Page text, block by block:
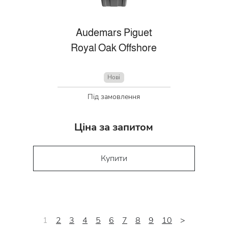
Audemars Piguet
Royal Oak Offshore
Нові
Під замовлення
Ціна за запитом
Купити
1 2 3 4 5 6 7 8 9 10 >